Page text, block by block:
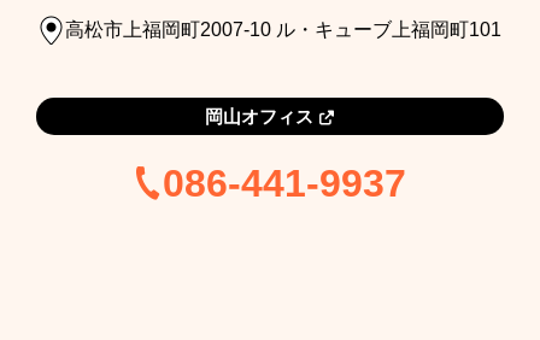
高松市上福岡町2007-10 ル・キューブ上福岡町101
岡山オフィス
086-441-9937